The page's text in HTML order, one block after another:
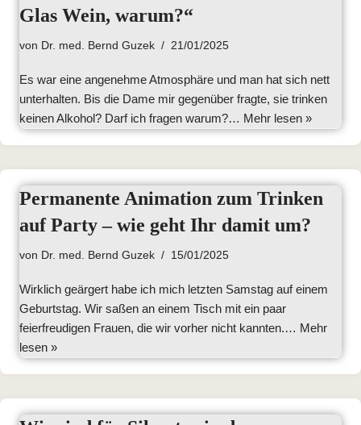
Glas Wein, warum?“
von Dr. med. Bernd Guzek 21/01/2025
Es war eine angenehme Atmosphäre und man hat sich nett
unterhalten. Bis die Dame mir gegenüber fragte, sie trinken
keinen Alkohol? Darf ich fragen warum?… Mehr lesen »
Permanente Animation zum Trinken
auf Party – wie geht Ihr damit um?
von Dr. med. Bernd Guzek 15/01/2025
Wirklich geärgert habe ich mich letzten Samstag auf einem
Geburtstag. Wir saßen an einem Tisch mit ein paar
feierfreudigen Frauen, die wir vorher nicht kannten.… Mehr
lesen »